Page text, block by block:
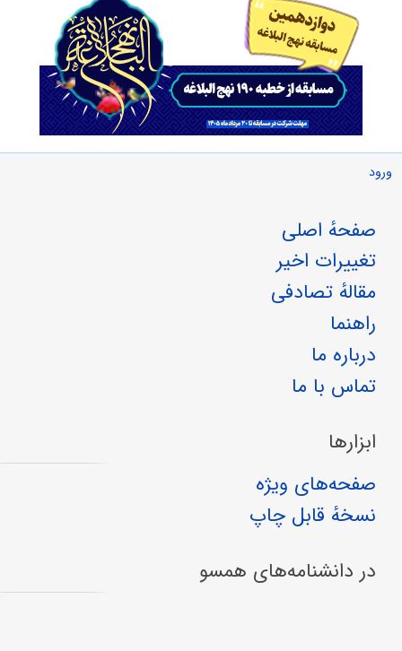
ورود
صفحهٔ اصلی
تغییرات اخیر
مقالهٔ تصادفی
راهنما
درباره ما
تماس با ما
ابزارها
صفحه‌های ویژه
نسخهٔ قابل چاپ
در دانشنامه‌های همسو